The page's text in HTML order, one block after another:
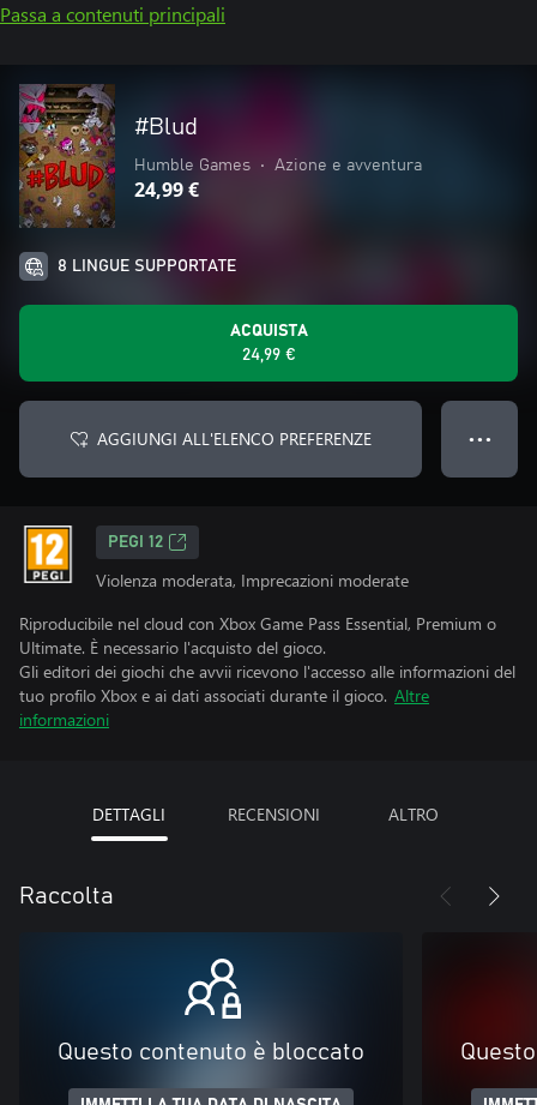
Passa a contenuti principali
#Blud
Humble Games • Azione e avventura
24,99 €
8 LINGUE SUPPORTATE
ACQUISTA
24,99 €
AGGIUNGI ALL'ELENCO PREFERENZE ● ● ●
PEGI 12
Violenza moderata, Imprecazioni moderate
Riproducibile nel cloud con Xbox Game Pass Essential, Premium o
Ultimate. È necessario l'acquisto del gioco.
Gli editori dei giochi che avvii ricevono l'accesso alle informazioni del
tuo profilo Xbox e ai dati associati durante il gioco. Altre
informazioni
DETTAGLI RECENSIONI ALTRO
Raccolta
Questo contenuto è bloccato